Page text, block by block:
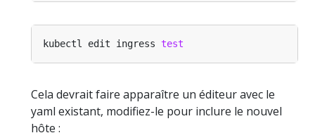
kubectl edit ingress test
Cela devrait faire apparaître un éditeur avec le
yaml existant, modifiez-le pour inclure le nouvel
hôte :